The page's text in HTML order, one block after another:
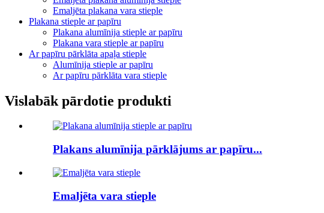
Emaljēta plakana vara stieple
Plakana stieple ar papīru
Plakana alumīnija stieple ar papīru
Plakana vara stieple ar papīru
Ar papīru pārklāta apaļa stieple
Alumīnija stieple ar papīru
Ar papīru pārklāta vara stieple
Vislabāk pārdotie produkti
Plakans alumīnija pārklājums ar papīru...
Emaljēta vara stieple